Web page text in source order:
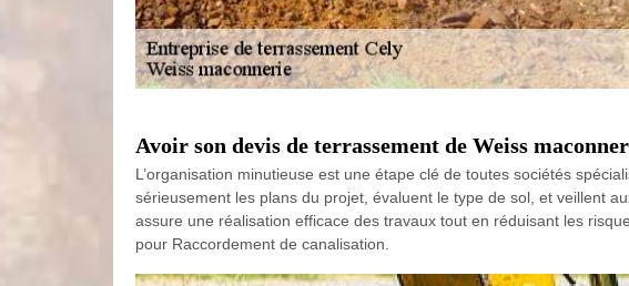
Avoir son devis de terrassement de Weiss
L’organisation minutieuse est une étape clé de toutes sociétés
sérieusement les plans du projet, évaluent le type de sol, et veillent
assure une réalisation efficace des travaux tout en réduisant les
pour Raccordement de canalisation.